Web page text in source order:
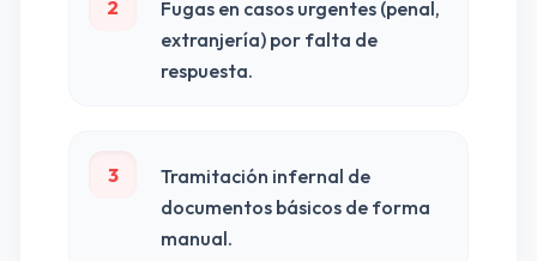
2
Fugas en casos urgentes (penal,
extranjería) por falta de
respuesta.
3
Tramitación infernal de
documentos básicos de forma
manual.